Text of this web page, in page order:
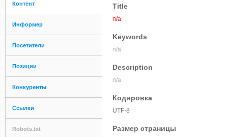
Контент
Информер
Посетители
Позиции
Конкуренты
Ссылки
Robots.txt
Title
n/a
Keywords
n/a
Description
n/a
Кодировка
UTF-8
Размер страницы